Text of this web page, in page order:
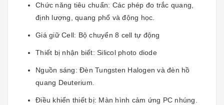
Chức năng tiêu chuẩn: Các phép đo trắc quang,
định lượng, quang phổ và động học.
Giá giữ Cell: Bộ chuyển 8 cell tự động
Thiết bị nhận biết: Silicol photo diode
Nguồn sáng: Đèn Tungsten Halogen và đèn hồ
quang Deuterium.
Điều khiển thiết bị: Màn hình cảm ứng PC nhúng.